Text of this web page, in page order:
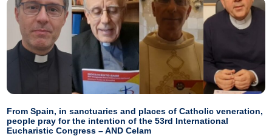
From Spain, in sanctuaries and places of Catholic veneration,
people pray for the intention of the 53rd International
Eucharistic Congress – AND Celam